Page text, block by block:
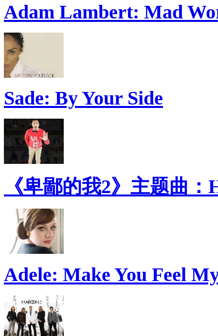
Adam Lambert: Mad
Sade: By Your Side
《卑鄙的我2》主题曲：
Adele: Make You Feel